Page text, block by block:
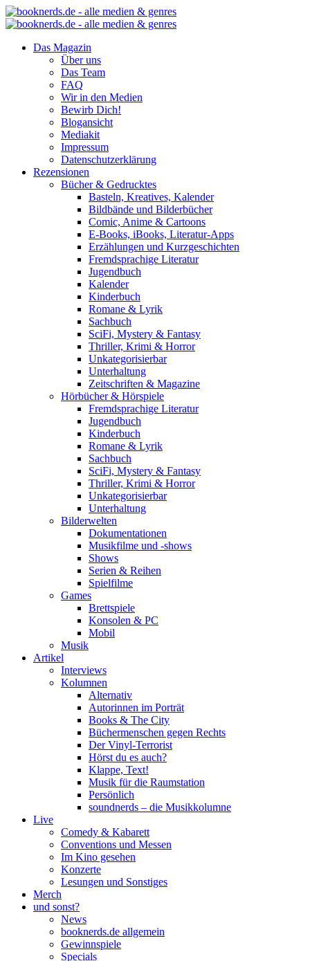
Das Magazin
Über uns
Das Team
FAQ
Wir in den Medien
Bewirb Dich!
Blogansicht
Mediakit
Impressum
Datenschutzerklärung
Rezensionen
Bücher & Gedrucktes
Basteln, Kreatives, Kalender
Bildbände und Bilderbücher
Comic, Anime & Cartoons
E-Books, iBooks, Literatur-Apps
Erzählungen und Kurzgeschichten
Fremdsprachige Literatur
Jugendbuch
Kalender
Kinderbuch
Romane & Lyrik
Sachbuch
SciFi, Mystery & Fantasy
Thriller, Krimi & Horror
Unkategorisierbar
Unterhaltung
Zeitschriften & Magazine
Hörbücher & Hörspiele
Fremdsprachige Literatur
Jugendbuch
Kinderbuch
Romane & Lyrik
Sachbuch
SciFi, Mystery & Fantasy
Thriller, Krimi & Horror
Unkategorisierbar
Unterhaltung
Bilderwelten
Dokumentationen
Musikfilme und -shows
Shows
Serien & Reihen
Spielfilme
Games
Brettspiele
Konsolen & PC
Mobil
Musik
Artikel
Interviews
Kolumnen
Alternativ
Autorinnen im Porträt
Books & The City
Büchermenschen gegen Rechts
Der Vinyl-Terrorist
Hörst du es auch?
Klappe, Text!
Musik für die Raumstation
Persönlich
soundnerds – die Musikkolumne
Live
Comedy & Kabarett
Conventions und Messen
Im Kino gesehen
Konzerte
Lesungen und Sonstiges
Merch
und sonst?
News
booknerds.de allgemein
Gewinnspiele
Specials